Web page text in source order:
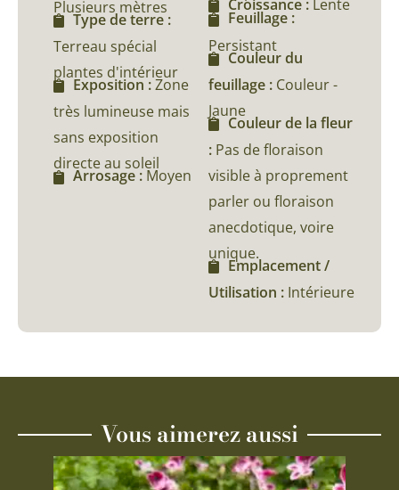
Plusieurs mètres
Type de terre :
Terreau spécial
plantes d'intérieur
Exposition :Zone
très lumineuse mais
sans exposition
directe au soleil
Arrosage : Moyen
Croissance : Lente
Feuillage :
Persistant
Couleur du
feuillage : Couleur -
Jaune
Couleur de la fleur
: Pas de floraison
visible à proprement
parler ou floraison
anecdotique, voire
unique.
Emplacement /
Utilisation : Intérieure
Vous aimerez aussi